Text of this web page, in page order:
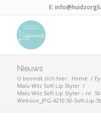
E:
Nieuws
U bevindt zich hier: Home /
Malu Wilz Soft Lip Styler /
Malu Wilz Soft Lip Styler – nr.
Websize_JPG-4210.50-Soft-